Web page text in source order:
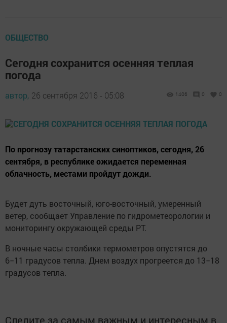
ОБЩЕСТВО
Сегодня сохранится осенняя теплая
погода
автор, 26 сентября 2016 - 05:08 1406 0 0
По прогнозу татарстанских синоптиков, сегодня, 26
сентября, в республике ожидается переменная
облачность, местами пройдут дожди.
Будет дуть восточный, юго-восточный, умеренный
ветер, сообщает Управление по гидрометеорологии и
мониторингу окружающей среды РТ.
В ночные часы столбики термометров опустятся до
6−11 градусов тепла. Днем воздух прогреется до 13−18
градусов тепла.
Следите за самым важным и интересным в